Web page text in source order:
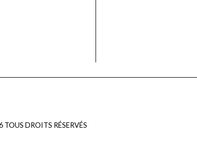
TOUS DROITS RÉSERVÉS